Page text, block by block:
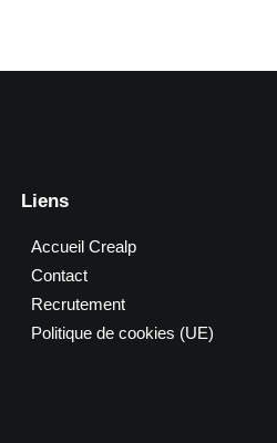
Liens
Accueil Crealp
Contact
Recrutement
Politique de cookies (UE)